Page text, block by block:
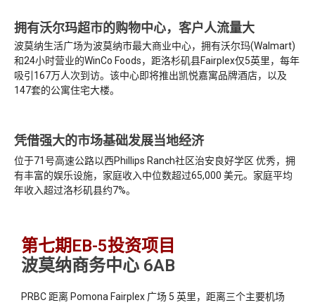
拥有沃尔玛超市的购物中心，客户人流量大
波莫纳生活广场为波莫纳市最大商业中心，拥有沃尔玛(Walmart)
和24小时营业的WinCo Foods，距洛杉矶县Fairplex仅5英里，每年
吸引167万人次到访。该中心即将推出凯悦嘉寓品牌酒店，以及
147套的公寓住宅大楼。
凭借强大的市场基础发展当地经济
位于71号高速公路以西Phillips Ranch社区治安良好学区 优秀，拥
有丰富的娱乐设施，家庭收入中位数超过65,000 美元。家庭平均
年收入超过洛杉矶县约7%。
第七期EB-5投资项目
波莫纳商务中心 6AB
PRBC 距离 Pomona Fairplex 广场 5 英里，距离三个主要机场